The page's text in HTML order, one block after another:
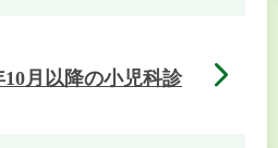
月以降の小児科診